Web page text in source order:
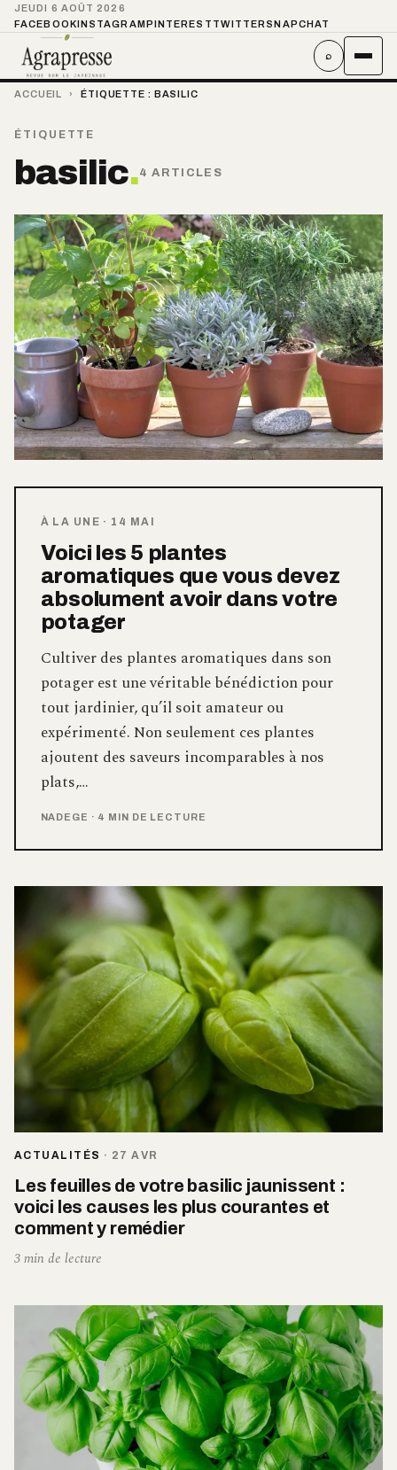
JEUDI 6 AOÛT 2026
FACEBOOKINSTAGRAMPINTEREST TWITTER SNAPCHAT
⌕
ACCUEIL › ÉTIQUETTE : BASILIC
ÉTIQUETTE
basilic.4 ARTICLES
À LA UNE · 14 MAI
Voici les 5 plantes
aromatiques que vous devez
absolument avoir dans votre
potager
Cultiver des plantes aromatiques dans son
potager est une véritable bénédiction pour
tout jardinier, qu’il soit amateur ou
expérimenté. Non seulement ces plantes
ajoutent des saveurs incomparables à nos
plats,…
NADEGE · 4 MIN DE LECTURE
ACTUALITÉS · 27 AVR
Les feuilles de votre basilic jaunissent :
voici les causes les plus courantes et
comment y remédier
3 min de lecture